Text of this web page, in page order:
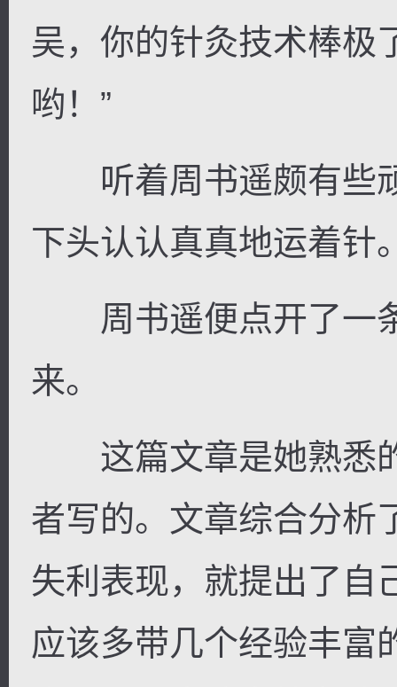
吴，你的针灸技术棒极
哟！”
听着周书遥颇有些
下头认认真真地运着针
周书遥便点开了一
来。
这篇文章是她熟悉
者写的。文章综合分析
失利表现，就提出了自
应该多带几个经验丰富